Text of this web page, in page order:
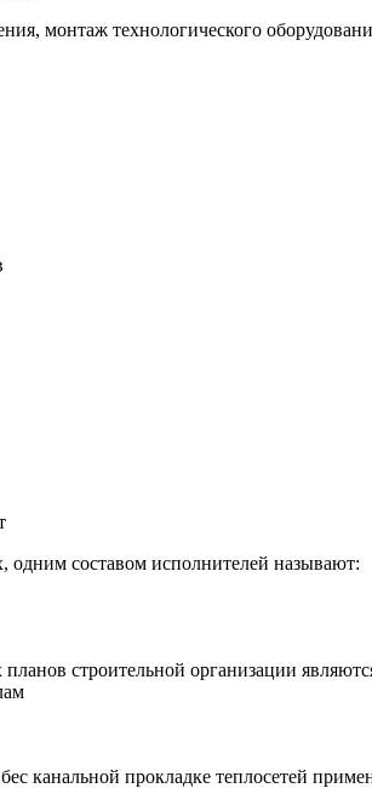
монтаж технологического
одним составом исполнителей называют:
строительной организации
канальной прокладке теплосетей